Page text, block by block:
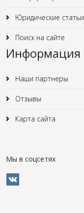
Юридические статьи
Поиск на сайте
Информация
Наши партнеры
Отзывы
Карта сайта
Мы в соцсетях